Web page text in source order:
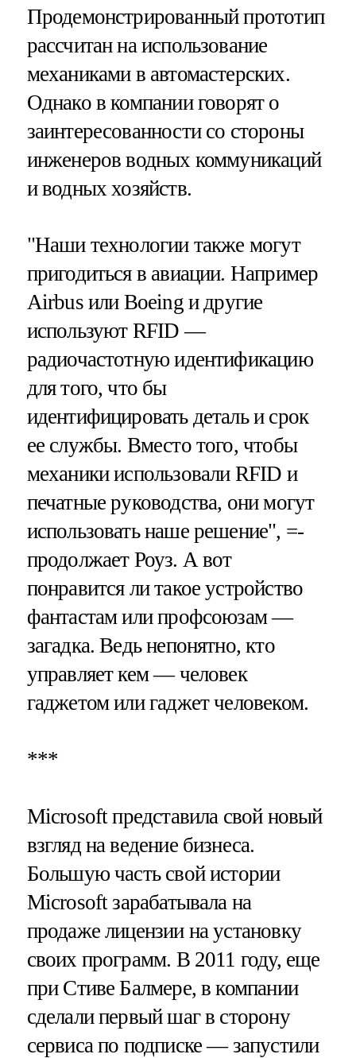
Продемонстрированный прототип
рассчитан на использование
механиками в автомастерских.
Однако в компании говорят о
заинтересованности со стороны
инженеров водных коммуникаций
и водных хозяйств.
"Наши технологии также могут
пригодиться в авиации. Например
Airbus или Boeing и другие
используют RFID —
радиочастотную идентификацию
для того, что бы
идентифицировать деталь и срок
ее службы. Вместо того, чтобы
механики использовали RFID и
печатные руководства, они могут
использовать наше решение", =-
продолжает Роуз. А вот
понравится ли такое устройство
фантастам или профсоюзам —
загадка. Ведь непонятно, кто
управляет кем — человек
гаджетом или гаджет человеком.
***
Microsoft представила свой новый
взгляд на ведение бизнеса.
Большую часть свой истории
Microsoft зарабатывала на
продаже лицензии на установку
своих программ. В 2011 году, еще
при Стиве Балмере, в компании
сделали первый шаг в сторону
сервиса по подписке — запустили